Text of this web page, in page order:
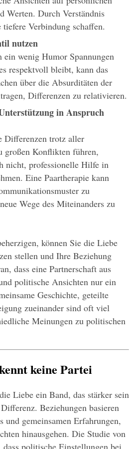
Werten. Durch Verständnis
tiefere Verbindung schaffen.
nutzen
ein wenig Humor Spannungen
respektvoll bleibt, kann das
über die Absurditäten der
Differenzen zu relativieren.
in Anspruch
Differenzen trotz aller
großen Konflikten führen,
nicht, professionelle Hilfe in
Eine Paartherapie kann
zu
Wege des Miteinanders zu
können Sie die Liebe
stellen und Ihre Beziehung
dass eine Partnerschaft aus
politische Ansichten nur ein
Geschichte, geteilte
zueinander sind oft viel
Meinungen zu politischen
keine Partei
Liebe ein Band, das stärker sein
Beziehungen basieren
und gemeinsamen Erfahrungen,
hinausgehen. Die Studie von
politische Einstellungen bei